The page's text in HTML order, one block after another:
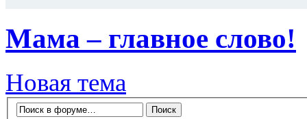
Мама – главное слово!
Новая тема